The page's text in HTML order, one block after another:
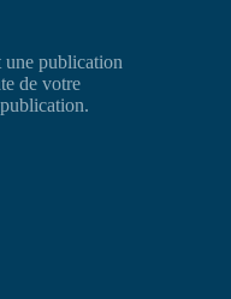
une publication
de votre